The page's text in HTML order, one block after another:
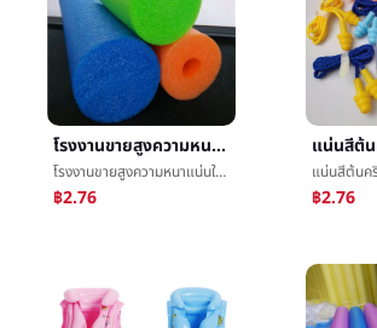
โรงงานขายสูงความหนาแน่นใหญ่การพยุงราคาไข่มุกฝ้ายว่ายน้ำการสอนหลอดติดT8/T5ç¯หลอดป้องกันบรรจุภัณฑ์å¥หลอด
โรงงานขายสูงความหนาแน่นใหญ่การพยุงราคาไข่มุกฝ้ายว่ายน้ำการสอนหลอดติดT8/T5ç¯หลอดป้องกันบรรจุภัณฑ์å¥หลอด
฿2.76 ฿2.76